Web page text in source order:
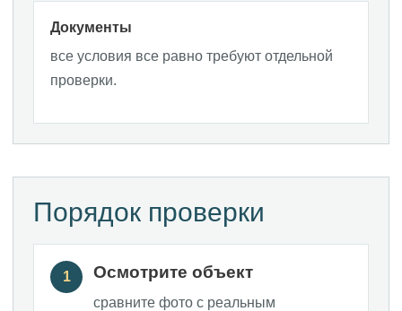
Документы
все условия все равно требуют отдельной
проверки.
Порядок проверки
1 Осмотрите объект
сравните фото с реальным